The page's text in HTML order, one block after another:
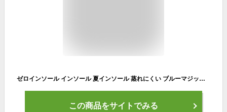
ゼロインソール インソール 夏インソール 蒸れにくい ブルーマジックインソール ゲルクッション 衝撃吸収 中敷き クッション 涼しい スーパー 男性用 女性用 (L)
この商品をサイトでみる